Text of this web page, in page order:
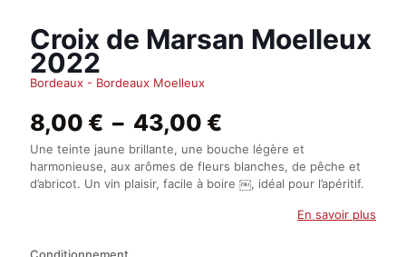
Croix de Marsan Moelleux
2022
Bordeaux - Bordeaux Moelleux
8,00 € – 43,00 €
de
prix :
8,00 €
à
43,00 €
Une teinte jaune brillante, une bouche légère et
harmonieuse, aux arômes de fleurs blanches, de pêche et
d’abricot. Un vin plaisir, facile à boire ￼, idéal pour l’apéritif.
En savoir plus